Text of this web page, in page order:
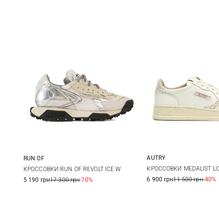
36 37 38
RUN OF
КРОССОВКИ RUN OF REVOLT ICE W
5 190 грн17 300 грн-70%
36 37
AUTRY
КРОССОВКИ MEDALIST
6 900 грн11 500 грн-40%